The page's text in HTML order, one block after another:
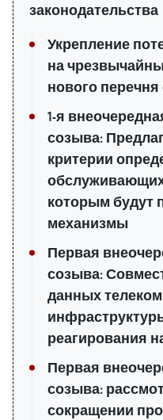
законодательства
Укрепление
на
нового
1-я
созыва:
критерии
которым будут
механизмы
Первая
созыва:
данных
реагирования
Первая
созыва:
сокращении